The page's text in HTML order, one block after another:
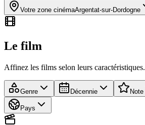
Votre zone cinémaArgentat-sur-Dordogne
Le film
Affinez les films selon leurs caractéristiques.
Genre Décennie Note
Pays